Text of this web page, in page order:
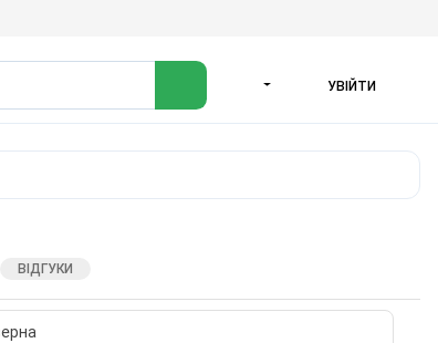
УВІЙТИ
ВІДГУКИ